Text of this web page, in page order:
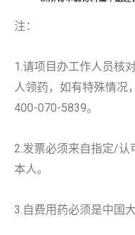
注：
1.请项目办工作人员核
人领药，如有特殊情况
400-070-5839。
2.发票必须来自指定/认
本人。
3.自费用药必须是中国大